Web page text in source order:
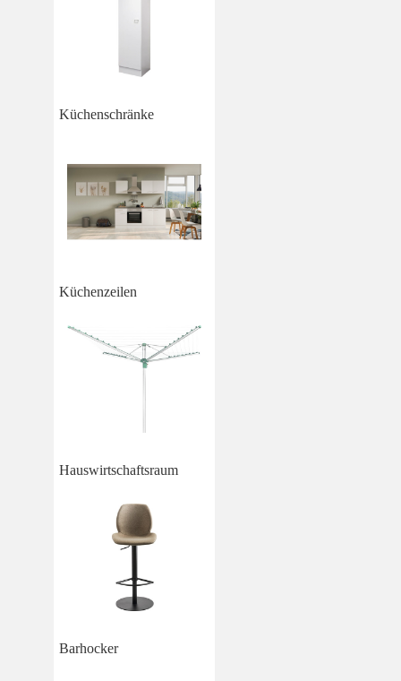
Küchenschränke
Küchenzeilen
Hauswirtschaftsraum
Barhocker